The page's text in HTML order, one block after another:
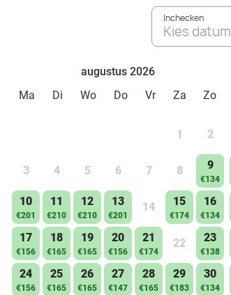
Inchecken
Kies datum
augustus 2026
Ma
Di Wo Do Vr Za Zo
1 2
3 4 5 6 7 8 9
€134
10
€201
11
€210
12
€210
13
€201
14 15
€174
16
€134
17
€156
18
€165
19
€165
20
€156
21
€174
22 23
€138
24
€156
25
€165
26
€165
27
€147
28
€165
29
€183
30
€134